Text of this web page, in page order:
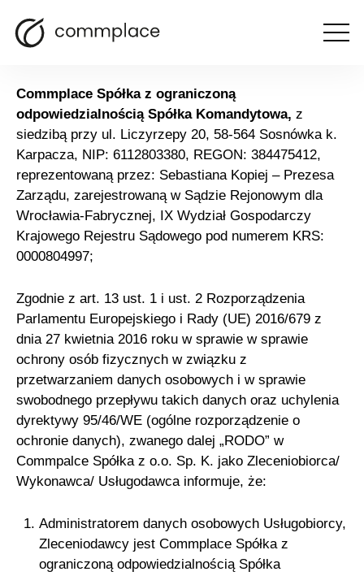
Klauzula RODO
Commplace Spółka z ograniczoną
odpowiedzialnością Spółka Komandytowa,z
siedzibą przy ul. Liczyrzepy 20, 58-564 Sosnówka k.
Karpacza, NIP: 6112803380, REGON: 384475412,
reprezentowaną przez: Sebastiana Kopiej – Prezesa
Zarządu, zarejestrowaną w Sądzie Rejonowym dla
Wrocławia-Fabrycznej, IX Wydział Gospodarczy
Krajowego Rejestru Sądowego pod numerem KRS:
0000804997;
Zgodnie z art. 13 ust. 1 i ust. 2 Rozporządzenia
Parlamentu Europejskiego i Rady (UE) 2016/679 z
dnia 27 kwietnia 2016 roku w sprawie w sprawie
ochrony osób fizycznych w związku z
przetwarzaniem danych osobowych i w sprawie
swobodnego przepływu takich danych oraz uchylenia
dyrektywy 95/46/WE (ogólne rozporządzenie o
ochronie danych), zwanego dalej „RODO” w
Commpalce Spółka z o.o. Sp. K. jako Zleceniobiorca/
Wykonawca/ Usługodawca informuje, że:
Administratorem danych osobowych Usługobiorcy,
Zleceniodawcy jest Commplace Spółka z
ograniczoną odpowiedzialnością Spółka